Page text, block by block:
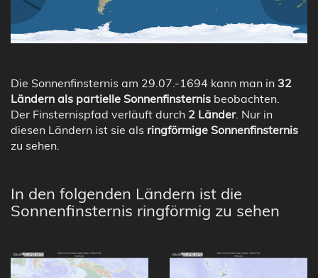
Die Sonnenfinsternis am 29.07.-1694 kann man in 32
Ländern als partielle Sonnenfinsternis beobachten.
Der Finsternispfad verläuft durch 2 Länder. Nur in
diesen Ländern ist sie als ringförmige Sonnenfinsternis
zu sehen.
In den folgenden Ländern ist die
Sonnenfinsternis ringförmig zu sehen